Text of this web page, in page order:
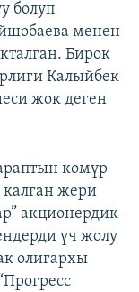
болуп
менен
Бирок
Калыйбек
жок деген
көмүр
жери
акционердик
үч жолу
олигархы